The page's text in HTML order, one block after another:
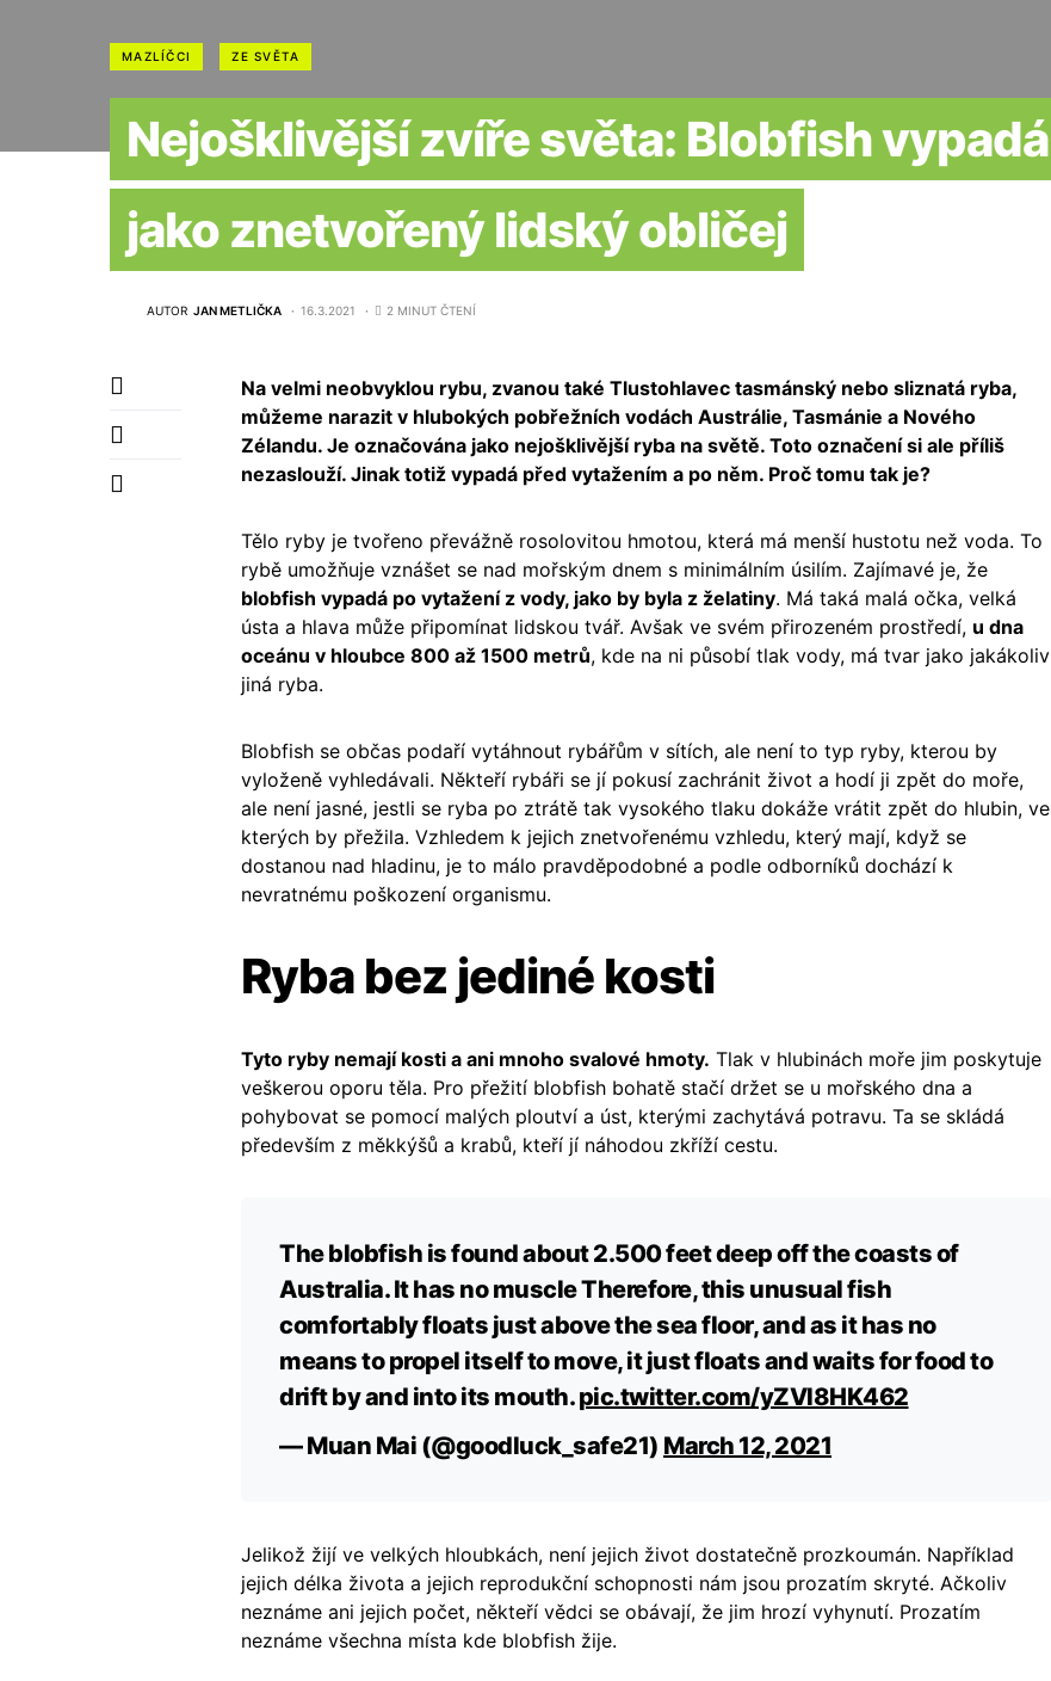
MAZLÍČCI ZE SVĚTA
Nejošklivější zvíře světa: Blobfish vypadá
jako znetvořený lidský obličej
AUTOR JAN METLIČKA 16.3.2021 2 MINUT ČTENÍ
Na velmi neobvyklou rybu, zvanou také Tlustohlavec tasmánský nebo sliznatá ryba,
můžeme narazit v hlubokých pobřežních vodách Austrálie, Tasmánie a Nového
Zélandu. Je označována jako nejošklivější ryba na světě. Toto označení si ale příliš
nezaslouží. Jinak totiž vypadá před vytažením a po něm. Proč tomu tak je?
Tělo ryby je tvořeno převážně rosolovitou hmotou, která má menší hustotu než voda. To
rybě umožňuje vznášet se nad mořským dnem s minimálním úsilím. Zajímavé je, že
blobfish vypadá po vytažení z vody, jako by byla z želatiny. Má taká malá očka, velká
ústa a hlava může připomínat lidskou tvář. Avšak ve svém přirozeném prostředí, u dna
oceánu v hloubce 800 až 1500 metrů, kde na ni působí tlak vody, má tvar jako jakákoliv
jiná ryba.
Blobfish se občas podaří vytáhnout rybářům v sítích, ale není to typ ryby, kterou by
vyloženě vyhledávali. Někteří rybáři se jí pokusí zachránit život a hodí ji zpět do moře,
ale není jasné, jestli se ryba po ztrátě tak vysokého tlaku dokáže vrátit zpět do hlubin, ve
kterých by přežila. Vzhledem k jejich znetvořenému vzhledu, který mají, když se
dostanou nad hladinu, je to málo pravděpodobné a podle odborníků dochází k
nevratnému poškození organismu.
Ryba bez jediné kosti
Tyto ryby nemají kosti a ani mnoho svalové hmoty. Tlak v hlubinách moře jim poskytuje
veškerou oporu těla. Pro přežití blobfish bohatě stačí držet se u mořského dna a
pohybovat se pomocí malých ploutví a úst, kterými zachytává potravu. Ta se skládá
především z měkkýšů a krabů, kteří jí náhodou zkříží cestu.
The blobfish is found about 2.500 feet deep off the coasts of
Australia. It has no muscle Therefore, this unusual fish
comfortably floats just above the sea floor, and as it has no
means to propel itself to move, it just floats and waits for food to
drift by and into its mouth.pic.twitter.com/yZVl8HK462
— Muan Mai (@goodluck_safe21) March 12, 2021
Jelikož žijí ve velkých hloubkách, není jejich život dostatečně prozkoumán. Například
jejich délka života a jejich reprodukční schopnosti nám jsou prozatím skryté. Ačkoliv
neznáme ani jejich počet, někteří vědci se obávají, že jim hrozí vyhynutí. Prozatím
neznáme všechna místa kde blobfish žije.